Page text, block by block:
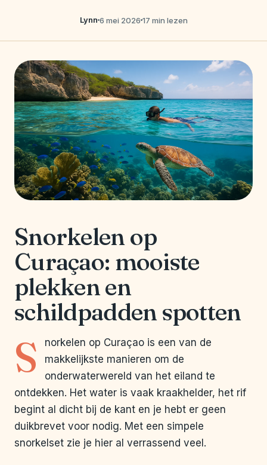
Lynn 6 mei 2026 17 min lezen
Snorkelen op
Curaçao: mooiste
plekken en
schildpadden spotten
S
norkelen op Curaçao is een van de
makkelijkste manieren om de
onderwaterwereld van het eiland te
ontdekken. Het water is vaak kraakhelder, het rif
begint al dicht bij de kant en je hebt er geen
duikbrevet voor nodig. Met een simpele
snorkelset zie je hier al verrassend veel.